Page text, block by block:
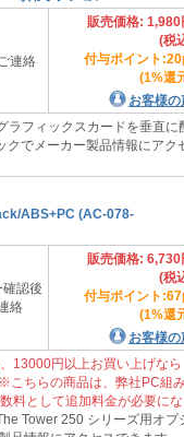
連絡
販売価格: 1,980
(税
付与ポイント
(1%還
お客様の
ラフィックスカードを垂直に
でメーカー製品情報にアク
ABS+PC (AC-078-
確認後
絡
販売価格: 6,730
(税
付与ポイント
(1%還
お客様の
13000円以上お買い上げなら
ちらの商品は、弊社PC組
料として追加料金が必要にな
Tower 250 シリーズ用オプ